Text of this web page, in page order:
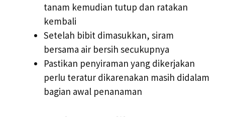
tanam kemudian tutup dan ratakan
kembali
Setelah bibit dimasukkan, siram
bersama air bersih secukupnya
Pastikan penyiraman yang dikerjakan
perlu teratur dikarenakan masih didalam
bagian awal penanaman